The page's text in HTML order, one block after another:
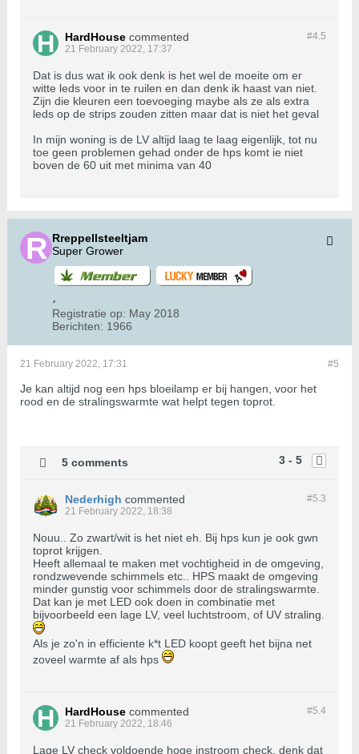
#4.5
HardHouse commented
21 February 2022, 17:37
Dat is dus wat ik ook denk is het wel de moeite om er
witte leds voor in te ruilen en dan denk ik haast van niet.
Zijn die kleuren een toevoeging maybe als ze als extra
leds op de strips zouden zitten maar dat is niet het geval
In mijn woning is de LV altijd laag te laag eigenlijk, tot nu
toe geen problemen gehad onder de hps komt ie niet
boven de 60 uit met minima van 40
Rreppellsteeltjam
Super Grower
Registratie op: May 2018
Berichten: 1966
#5
21 February 2022, 17:31
Je kan altijd nog een hps bloeilamp er bij hangen, voor het
rood en de stralingswarmte wat helpt tegen toprot.
3 - 5
5 comments
#5.3
Nederhigh commented
21 February 2022, 18:38
Nouu.. Zo zwart/wit is het niet eh. Bij hps kun je ook gwn
toprot krijgen.
Heeft allemaal te maken met vochtigheid in de omgeving,
rondzwevende schimmels etc.. HPS maakt de omgeving
minder gunstig voor schimmels door de stralingswarmte.
Dat kan je met LED ook doen in combinatie met
bijvoorbeeld een lage LV, veel luchtstroom, of UV straling.
Als je zo'n in efficiente k*t LED koopt geeft het bijna net
zoveel warmte af als hps
#5.4
HardHouse commented
21 February 2022, 18:46
Lage LV check voldoende hoge instroom check, denk dat